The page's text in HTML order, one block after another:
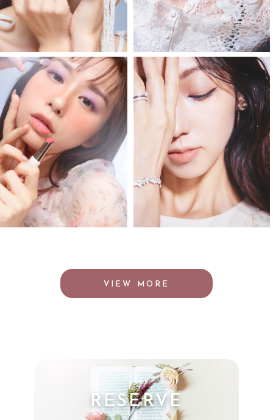
VIEW MORE
RESERVE